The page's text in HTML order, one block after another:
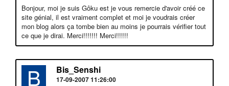
Bonjour, moi je suis Gôku est je vous remercie d'avoir créé ce
site génial, il est vraiment complet et moi je voudrais créer
mon blog alors ça tombe bien au moins je pourrais vérifier tout
ce que je dirai. Merci!!!!!!! Merci!!!!!!
B Bis_Senshi
17-09-2007 11:26:00